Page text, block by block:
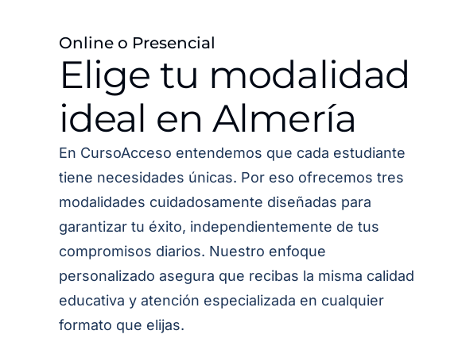
Online o Presencial
Elige tu modalidad
ideal en Almería
En CursoAcceso entendemos que cada estudiante
tiene necesidades únicas. Por eso ofrecemos tres
modalidades cuidadosamente diseñadas para
garantizar tu éxito, independientemente de tus
compromisos diarios. Nuestro enfoque
personalizado asegura que recibas la misma calidad
educativa y atención especializada en cualquier
formato que elijas.